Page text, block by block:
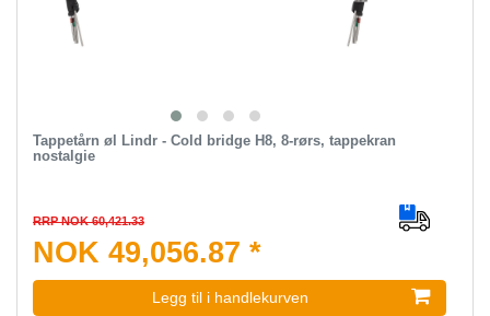
Tappetårn øl Lindr - Cold bridge H8, 8-rørs, tappekran
nostalgie
RRP NOK 60,421.33
NOK 49,056.87 *
Legg til i handlekurven